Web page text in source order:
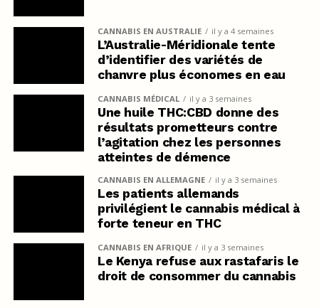
CANNABIS EN AUSTRALIE il y a 4 semaines
L’Australie-Méridionale tente
d’identifier des variétés de
chanvre plus économes en eau
CANNABIS MÉDICAL il y a 3 semaines
Une huile THC:CBD donne des
résultats prometteurs contre
l’agitation chez les personnes
atteintes de démence
CANNABIS EN ALLEMAGNE il y a 3 semaines
Les patients allemands
privilégient le cannabis médical à
forte teneur en THC
CANNABIS EN AFRIQUE il y a 3 semaines
Le Kenya refuse aux rastafaris le
droit de consommer du cannabis